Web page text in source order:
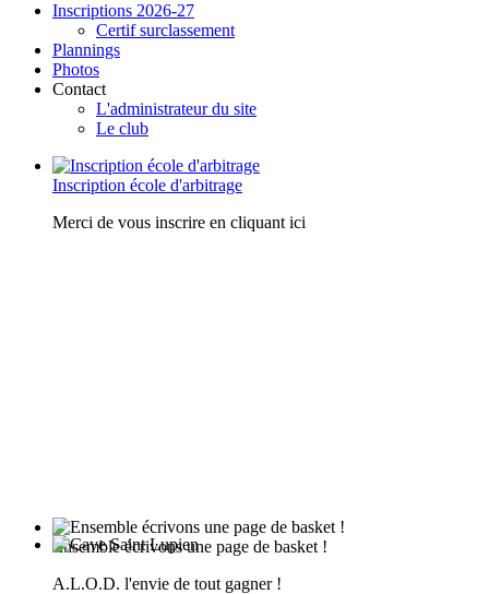
Inscriptions 2026-27
Certif surclassement
Plannings
Photos
Contact
L'administrateur du site
Le club
Inscription école d'arbitrage
Merci de vous inscrire en cliquant ici
Ensemble écrivons une page de basket !
A.L.O.D. l'envie de tout gagner !